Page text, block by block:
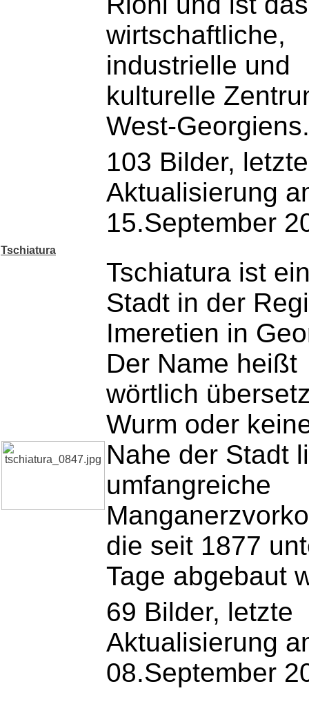
wirtschaftliche,
industrielle und
kulturelle
West-Georgiens.
103 Bilder, letzte
Aktualisierung
15.September
Tschiatura
Tschiatura ist
Stadt in der
Imeretien in
Der Name heißt
wörtlich
Wurm oder
Nahe der Stadt
umfangreiche
die seit 1877
Tage abgebaut
69 Bilder, letzte
Aktualisierung
08.September